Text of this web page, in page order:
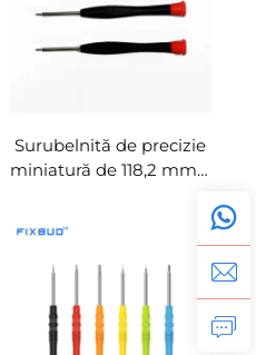
Surubelnită de precizie
miniatură de 118,2 mm –